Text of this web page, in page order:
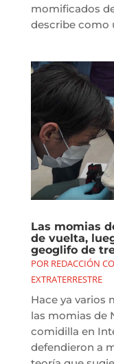
momificados
describe como
Las momias
de vuelta,
geoglifo de
POR REDACCIÓN
EXTRATERRESTRE
Hace ya varios
las momias de
comidilla en
defendieron a